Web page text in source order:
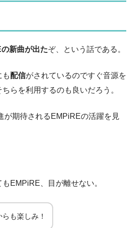
新曲が出たぞ、という話である。
も配信がされているのですぐ音源を
らを利用するのも良いだろう。
が期待されるEMPiREの活躍を見
EMPiRE、目が離せない。
らも楽しみ！